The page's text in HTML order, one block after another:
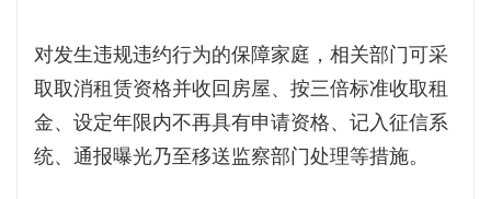
对发生违规违约行为的保障家庭，相关部门可采
取取消租赁资格并收回房屋、按三倍标准收取租
金、设定年限内不再具有申请资格、记入征信系
统、通报曝光乃至移送监察部门处理等措施。